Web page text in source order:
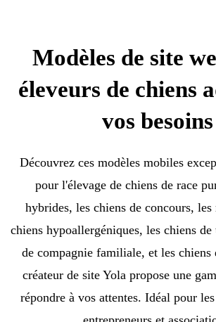
Modèles de site
éleveurs de chiens
vos besoins
Découvrez ces modèles mobiles
pour l'élevage de chiens de race
hybrides, les chiens de concours, les
chiens hypoallergéniques, les chiens
de compagnie familiale, et les chiens
créateur de site Yola propose une
répondre à vos attentes. Idéal pour